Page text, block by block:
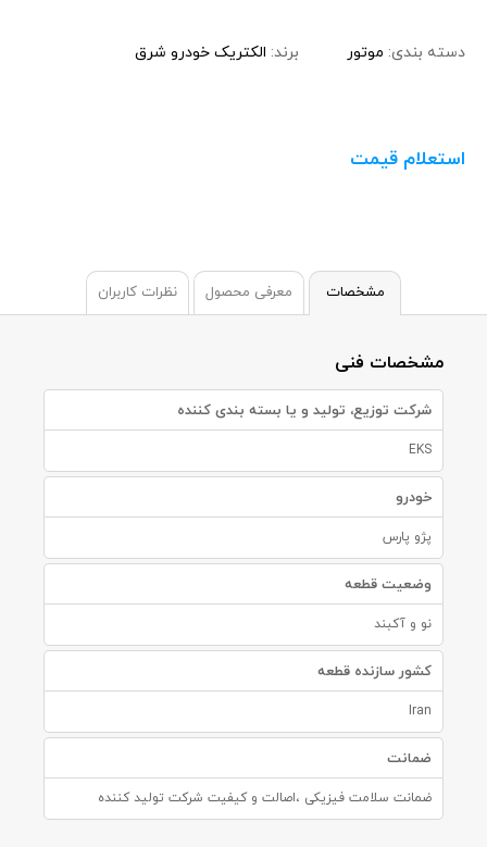
دسته بندی: موتور برند: الکتریک خودرو شرق
استعلام قیمت
مشخصات معرفی محصول نظرات کاربران
مشخصات فنی
شرکت توزیع، تولید و یا بسته بندی کننده
EKS
خودرو
پژو پارس
وضعیت قطعه
نو و آکبند
کشور سازنده قطعه
Iran
ضمانت
ضمانت سلامت فیزیکی ،اصالت و کیفیت شرکت تولید کننده